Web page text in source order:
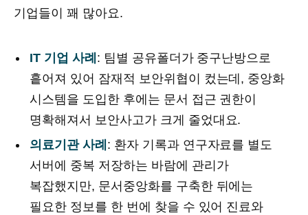
기업들이 꽤 많아요.
IT 기업 사례 : 팀별 공유폴더가 중구난방으로
흩어져 있어 잠재적 보안위협이 컸는데, 중앙화
시스템을 도입한 후에는 문서 접근 권한이
명확해져서 보안사고가 크게 줄었대요.
의료기관 사례 : 환자 기록과 연구자료를 별도
서버에 중복 저장하는 바람에 관리가
복잡했지만, 문서중앙화를 구축한 뒤에는
필요한 정보를 한 번에 찾을 수 있어 진료와